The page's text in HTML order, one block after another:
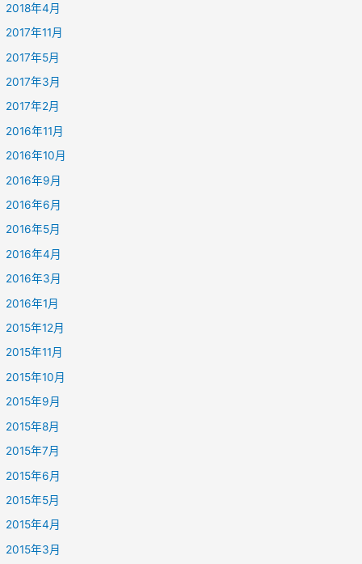
2018年4月
2017年11月
2017年5月
2017年3月
2017年2月
2016年11月
2016年10月
2016年9月
2016年6月
2016年5月
2016年4月
2016年3月
2016年1月
2015年12月
2015年11月
2015年10月
2015年9月
2015年8月
2015年7月
2015年6月
2015年5月
2015年4月
2015年3月